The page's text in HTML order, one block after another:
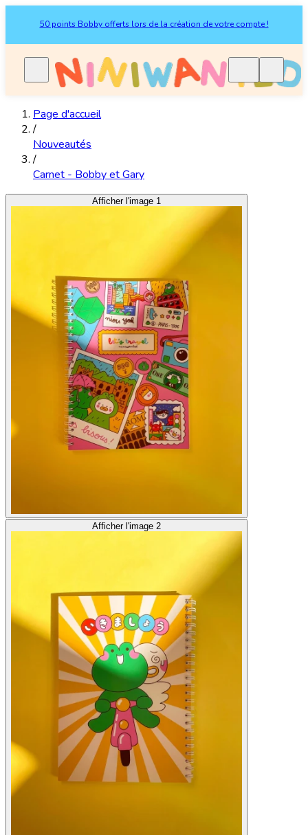
50 points Bobby offerts lors de la création de votre compte !
Page d'accueil
/
Nouveautés
/
Carnet - Bobby et Gary
Afficher l'image 1
Afficher l'image 2